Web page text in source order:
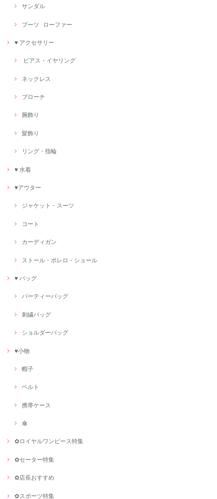
サンダル
ブーツ · ローファー
♥ アクセサリー
ピアス・イヤリング
ネックレス
ブローチ
腕飾り
髪飾り
リング・指輪
♥ 水着
♥アウター
ジャケット・スーツ
コート
カーディガン
ストール・ボレロ・ショール
♥ バッグ
パーティーバッグ
刺繍バッグ
ショルダーバッグ
♥小物
帽子
ベルト
携帯ケース
傘
✿ロイヤルワンピース特集
✿セーター特集
✿店長おすすめ
✿スポーツ特集